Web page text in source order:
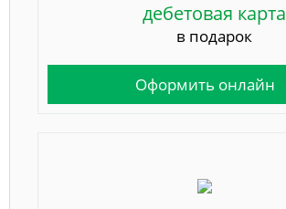
дебетовая карта
в подарок
Оформить онлайн